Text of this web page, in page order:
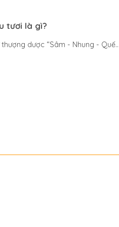
tươi là gì?
dược “Sâm - Nhung -